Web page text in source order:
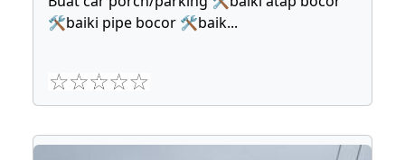
🛠baiki pipe bocor 🛠baik...